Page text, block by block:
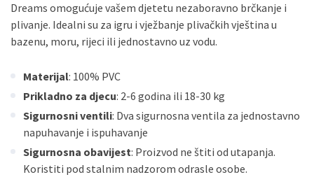
Dreams omogućuje vašem djetetu nezaboravno brčkanje i
plivanje. Idealni su za igru i vježbanje plivačkih vještina u
bazenu, moru, rijeci ili jednostavno uz vodu.
Materijal: 100% PVC
Prikladno za djecu: 2-6 godina ili 18-30 kg
Sigurnosni ventili: Dva sigurnosna ventila za jednostavno
napuhavanje i ispuhavanje
Sigurnosna obavijest: Proizvod ne štiti od utapanja.
Koristiti pod stalnim nadzorom odrasle osobe.